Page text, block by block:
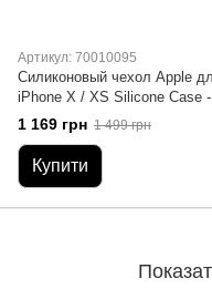
Артикул: 70010095
Силиконовый чехол Apple
iPhone X / XS Silicone Case -
Ultra Violet (MQT72)
1 169 грн 1 499 грн
Купити